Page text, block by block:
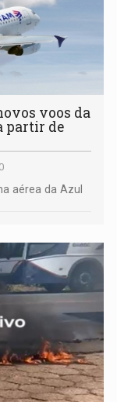
voos da
partir de
aérea da Azul